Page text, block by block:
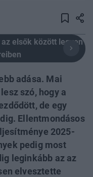
elsők között legyen
adása. Mai
szó, hogy a
de egy
Ellentmondásos
2025-
pedig most
leginkább az az
elvesztette